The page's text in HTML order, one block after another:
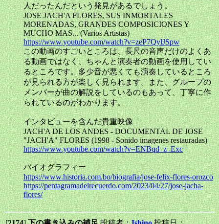
人だったんだという発見があるでしょう。
JOSE JACH'A FLORES, SUS INMORTALES
MORENADAS, GRANDES COMPOSICIONES Y
MUCHO MAS... (Varios Artistas)
https://www.youtube.com/watch?v=zeP7QylJSpw
この動画のすごいところは、長尺の音声だけのよくあ
る動画ではなく、ちゃんと演奏者の動画を使用してい
るところです。多少音が悪くても演奏しているところ
が見られる方が楽しく見られます。また、グループの
メンバーが曲の解説をしているのもあって、丁寧に作
られているのがわかります。
インタビューを含んだ貴重映像
JACH'A DE LOS ANDES - DOCUMENTAL DE JOSE
"JACH'A" FLORES (1998 - Sonido imagenes restauradas)
https://www.youtube.com/watch?v=ENBqd_z_Exc
バイオグラフィー
https://www.historia.com.bo/biografia/jose-felix-flores-orozco
https://pentagramadelrecuerdo.com/2023/04/27/jose-jacha-
flores/